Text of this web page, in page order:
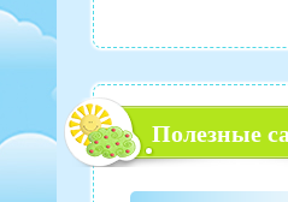
Полезные